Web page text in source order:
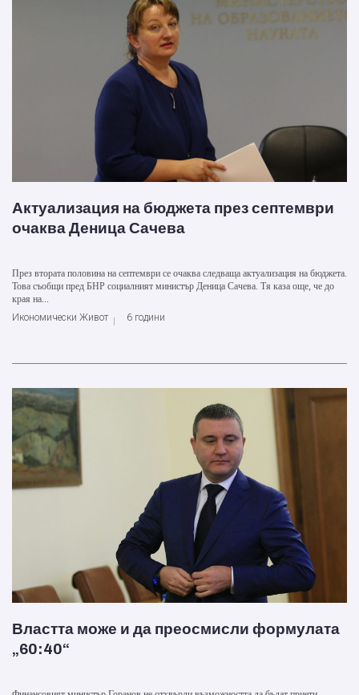
Актуализация на бюджета през септември
очаква Деница Сачева
През втората половина на септември се очаква следваща актуализация на бюджета.
Това съобщи пред БНР социалният министър Деница Сачева. Тя каза още, че до
края на...
Икономически Живот
6 години
Властта може и да преосмисли формулата
„60:40“